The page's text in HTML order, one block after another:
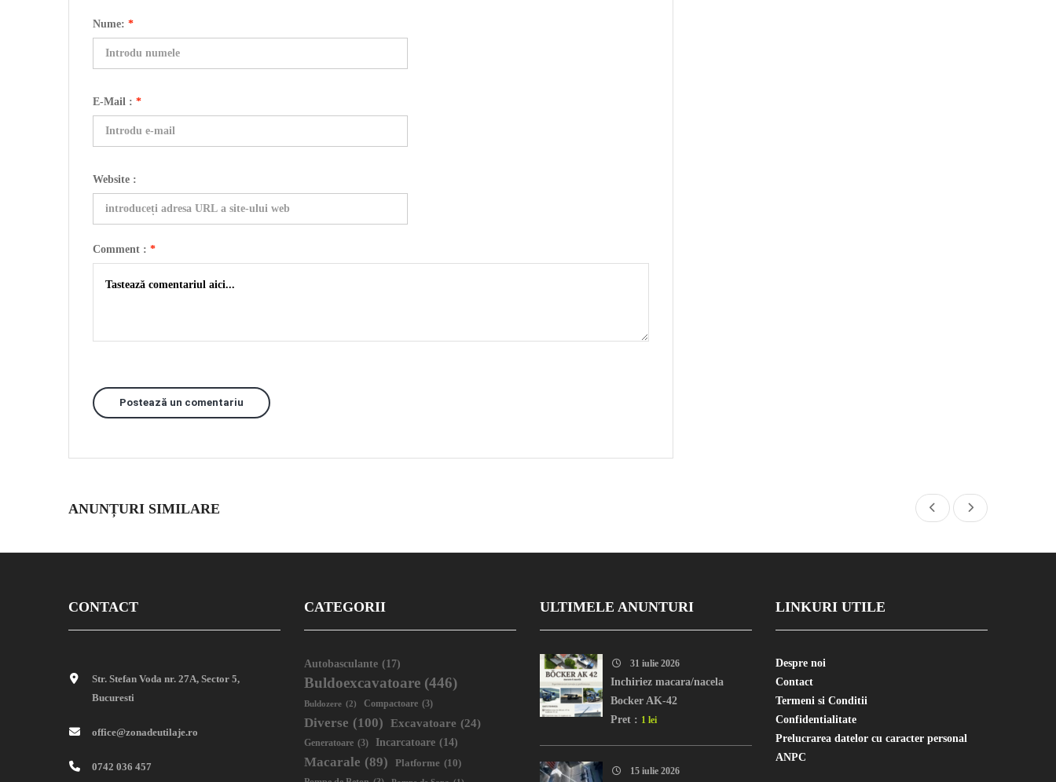
Nume: *
E-Mail : *
Website :
Comment : *
Postează un comentariu
ANUNȚURI SIMILARE
CONTACT
Str. Stefan Voda nr. 27A, Sector 5,
Bucuresti
office@zonadeutilaje.ro
0742 036 457
CATEGORII
Autobasculante (17)
Buldoexcavatoare (446)
Buldozere (2) Compactoare (3)
Diverse (100) Excavatoare (24)
Generatoare (3) Incarcatoare (14)
Macarale (89) Platforme (10)
ULTIMELE ANUNTURI
31 iulie 2026
Inchiriez macara/nacela
Bocker AK-42
Pret : 1 lei
15 iulie 2026
LINKURI UTILE
Despre noi
Contact
Termeni si Conditii
Confidentialitate
Prelucrarea datelor cu caracter personal
ANPC